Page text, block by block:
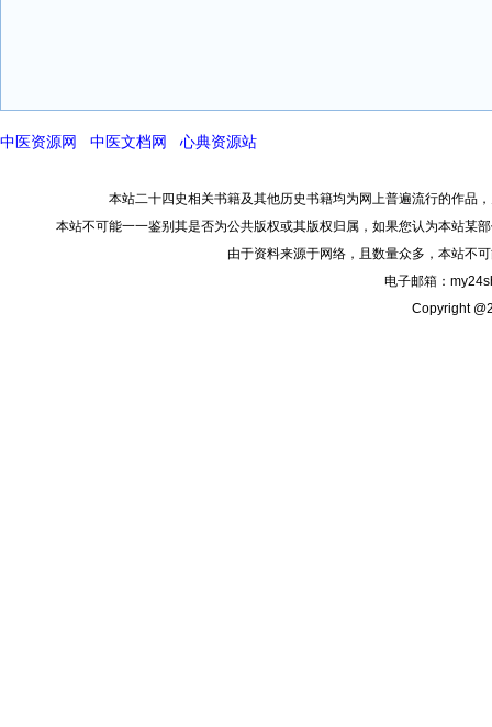
中医资源网 中医文档网 心典资源站
本站二十四史相关书籍及其他历史书籍均为网上普遍流行的作品
本站不可能一一鉴别其是否为公共版权或其版权归属，如果您认为本站某
由于资料来源于网络，且数量众多，本站不
电子邮箱：
Copyright